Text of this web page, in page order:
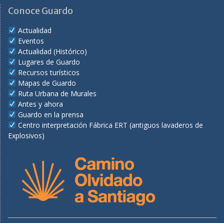
Conoce Guardo
Actualidad
Eventos
Actualidad (Histórico)
Lugares de Guardo
Recursos turísticos
Mapas de Guardo
Ruta Urbana de Murales
Antes y ahora
Guardo en la prensa
Centro interpretación Fábrica ERT (antiguos lavaderos de
Explosivos)